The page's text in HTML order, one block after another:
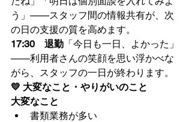
う」——スタッフ間の情報共有が、次
の日の支援の質を高めます。
17:30　退勤 「今日も一日、よかった」
——利用者さんの笑顔を思い浮かべな
がら、スタッフの一日が終わります。
💛 大変なこと・やりがいのこと
大変なこと
書類業務が多い